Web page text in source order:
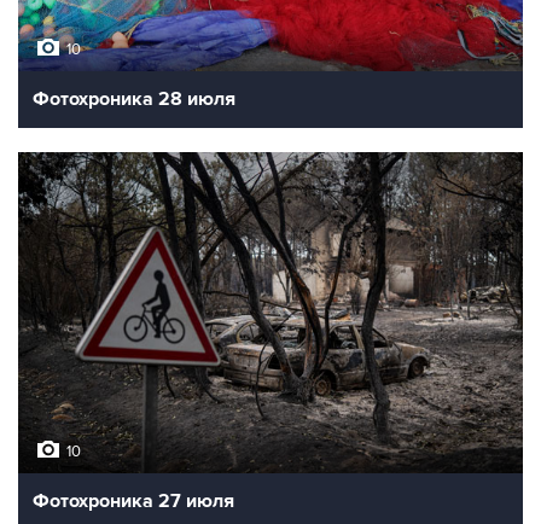
10
Фотохроника 28 июля
10
Фотохроника 27 июля